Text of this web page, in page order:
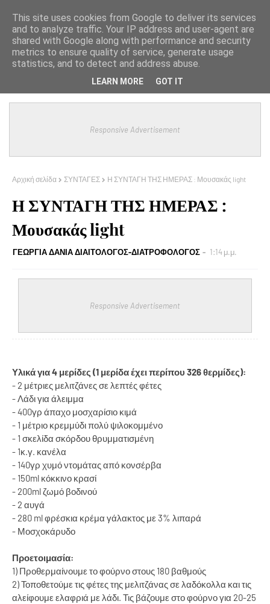
Responsive Advertisement
Αρχική σελίδα ΣΥΝΤΑΓΕΣ Η ΣΥΝΤΑΓΗ ΤΗΣ ΗΜΕΡΑΣ : Μουσακάς light
Η ΣΥΝΤΑΓΗ ΤΗΣ ΗΜΕΡΑΣ :
Μουσακάς light
ΓΕΩΡΓΙΑ ΔΑΝΙΑ ΔΙΑΙΤΟΛΟΓΟΣ-ΔΙΑΤΡΟΦΟΛΟΓΟΣ 1:14 μ.μ.
Responsive Advertisement
Υλικά για 4 μερίδες (1 μερίδα έχει περίπου 326 θερμίδες):
- 2 μέτριες μελιτζάνες σε λεπτές φέτες
- Λάδι για άλειμμα
- 400γρ άπαχο μοσχαρίσιο κιμά
- 1 μέτριο κρεμμύδι πολύ ψιλοκομμένο
- 1 σκελίδα σκόρδου θρυμματισμένη
- 1κ.γ. κανέλα
- 140γρ χυμό ντομάτας από κονσέρβα
- 150ml κόκκινο κρασί
- 200ml ζωμό βοδινού
- 2 αυγά
- 280 ml φρέσκια κρέμα γάλακτος με 3% λιπαρά
- Μοσχοκάρυδο
Προετοιμασία:
1) Προθερμαίνουμε το φούρνο στους 180 βαθμούς
2) Τοποθετούμε τις φέτες της μελιτζάνας σε λαδόκολλα και τις
αλείφουμε ελαφριά με λάδι. Τις βάζουμε στο φούρνο για 20-25
This site uses cookies from Google to deliver its services
and to analyze traffic. Your IP address and user-agent are
shared with Google along with performance and security
metrics to ensure quality of service, generate usage
statistics, and to detect and address abuse.
LEARN MORE GOT IT